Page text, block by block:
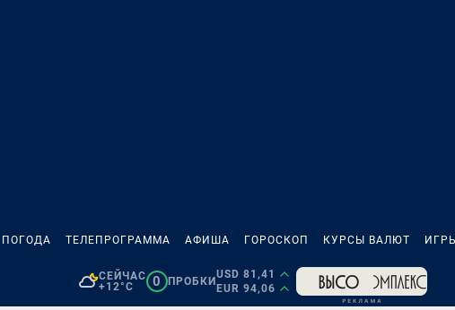
ПОГОДА ТЕЛЕПРОГРАММА АФИША ГОРОСКОП КУРСЫ ВАЛЮТ
СЕЙЧАС
+12°C
0 ПРОБКИ
USD 81,41
EUR 94,06